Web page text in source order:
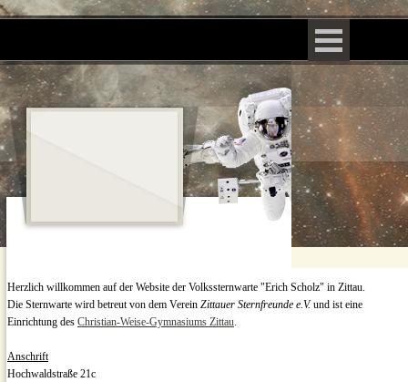
Direkt zum Seiteninhalt
Herzlich willkommen auf der Website der Volkssternwarte "Erich Scholz" in Zittau.
Die Sternwarte wird betreut von dem Verein Zittauer Sternfreunde e.V.und ist eine
Einrichtung des Christian-Weise-Gymnasiums Zittau.
Anschrift
Hochwaldstraße 21c